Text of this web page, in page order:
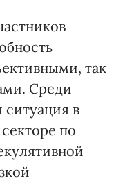
так
Среди
ситуация в
по